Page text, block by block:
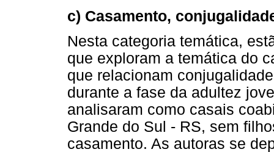
c) Casamento,
Nesta categoria temática,
que exploram a temática do
que relacionam
durante a fase da adultez
analisaram como casais
Grande do Sul - RS, sem
casamento. As autoras se